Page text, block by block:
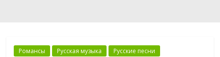
Романсы Русская музыка Русские песни